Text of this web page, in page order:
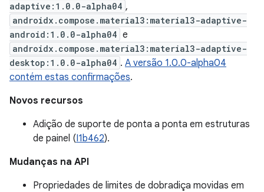
adaptive:1.0.0-alpha04 ,
androidx.compose.material3:material3-adaptive-
android:1.0.0-alpha04 e
androidx.compose.material3:material3-adaptive-
desktop:1.0.0-alpha04 . A versão 1.0.0-alpha04
contém estas confirmações.
Novos recursos
Adição de suporte de ponta a ponta em estruturas
de painel (I1b462).
Mudanças na API
Propriedades de limites de dobradiça movidas em